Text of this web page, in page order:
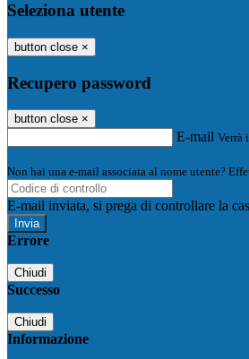
Seleziona utente
button close ×
Recupero password
button close ×
E-mail Verrà
Non hai una e-mail associata al nome utente?
E-mail inviata, si prega di controllare la
Errore
Chiudi
Successo
Chiudi
Informazione